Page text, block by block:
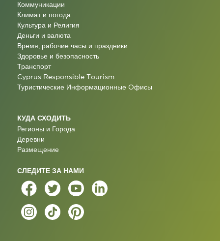
Коммуникации
Климат и погода
Культура и Религия
Деньги и валюта
Время, рабочие часы и праздники
Здоровье и безопасность
Транспорт
Cyprus Responsible Tourism
Туристические Информационные Oфисы
КУДА СХОДИТЬ
Регионы и Города
Деревни
Размещение
СЛЕДИТЕ ЗА НАМИ